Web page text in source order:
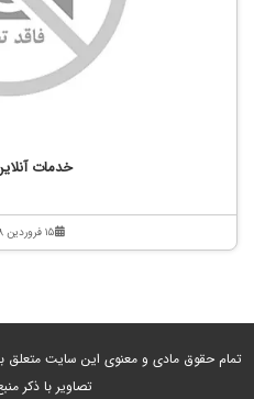
خدمات
۱۵ فروردین ۱۳۹۸
تمام حقوق مادی و معنوی این سایت متعلق
تصاویر با ذکر